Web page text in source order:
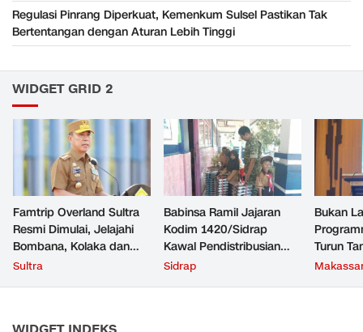
Regulasi Pinrang Diperkuat, Kemenkum Sulsel Pastikan Tak
Bertentangan dengan Aturan Lebih Tinggi
WIDGET GRID 2
Famtrip Overland Sultra
Resmi Dimulai, Jelajahi
Bombana, Kolaka dan
Kolaka Timur
Sultra
Babinsa Ramil Jajaran
Kodim 1420/Sidrap
Kawal Pendistribusian
Makan Bergizi Gratis di
Sidrap
Bukan
Turun
Paham